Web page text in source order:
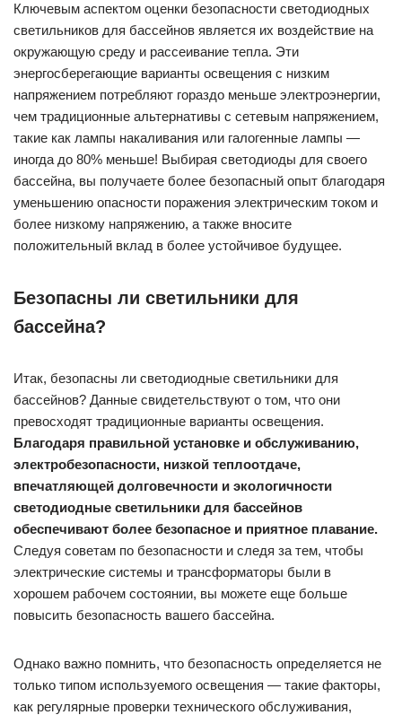
Ключевым аспектом оценки безопасности светодиодных
светильников для бассейнов является их воздействие на
окружающую среду и рассеивание тепла. Эти
энергосберегающие варианты освещения с низким
напряжением потребляют гораздо меньше электроэнергии,
чем традиционные альтернативы с сетевым напряжением,
такие как лампы накаливания или галогенные лампы —
иногда до 80% меньше! Выбирая светодиоды для своего
бассейна, вы получаете более безопасный опыт благодаря
уменьшению опасности поражения электрическим током и
более низкому напряжению, а также вносите
положительный вклад в более устойчивое будущее.
Безопасны ли светильники для
бассейна?
Итак, безопасны ли светодиодные светильники для
бассейнов? Данные свидетельствуют о том, что они
превосходят традиционные варианты освещения.
Благодаря правильной установке и обслуживанию,
электробезопасности, низкой теплоотдаче,
впечатляющей долговечности и экологичности
светодиодные светильники для бассейнов
обеспечивают более безопасное и приятное плавание.
Следуя советам по безопасности и следя за тем, чтобы
электрические системы и трансформаторы были в
хорошем рабочем состоянии, вы можете еще больше
повысить безопасность вашего бассейна.
Однако важно помнить, что безопасность определяется не
только типом используемого освещения — такие факторы,
как регулярные проверки технического обслуживания,